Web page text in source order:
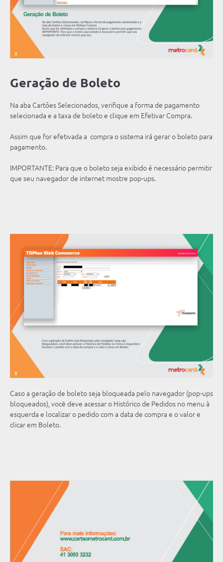
Geração de Boleto
Na aba Cartões Selecionados, verifique a forma de pagamento
selecionada e a taxa de boleto e clique em Efetivar Compra.
Assim que for efetivada a compra o sistema irá gerar o boleto para
pagamento.
IMPORTANTE: Para que o boleto seja exibido é necessário permitir
que seu navegador de internet mostre pop-ups.
Caso a geração de boleto seja bloqueada pelo navegador (pop-ups
bloqueados), você deve acessar o Histórico de Pedidos no menu à
esquerda e localizar o pedido com a data de compra e o valor e
clicar em Boleto.